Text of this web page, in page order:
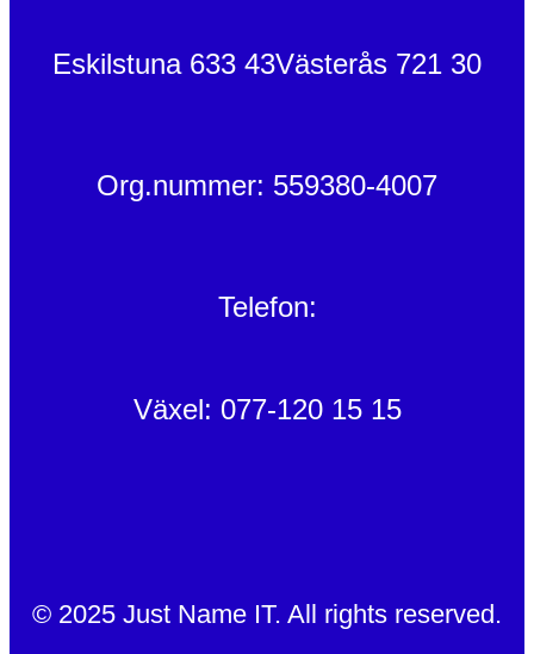
Eskilstuna 633 43Västerås 721 30
Org.nummer: 559380-4007
Telefon:
Växel: 077-120 15 15
© 2025 Just Name IT. All rights reserved.